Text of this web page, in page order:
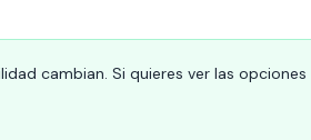
cambian. Si quieres ver las